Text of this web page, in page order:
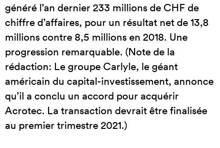
généré l’an dernier 233 millions de CHF de
chiffre d’affaires, pour un résultat net de 13,8
millions contre 8,5 millions en 2018. Une
progression remarquable. (Note de la
rédaction: Le groupe Carlyle, le géant
américain du capital-investissement, annonce
qu’il a conclu un accord pour acquérir
Acrotec. La transaction devrait être finalisée
au premier trimestre 2021.)